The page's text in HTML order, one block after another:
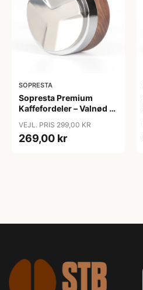
SOPRESTA
Sopresta Premium
Kaffefordeler – Valnød –
VEJL. PRIS 299,00 KR
269,00 kr